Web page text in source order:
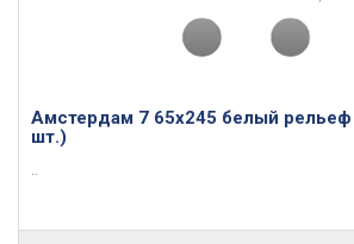
Амстердам 7 65х245 белый рельеф
шт.)
..